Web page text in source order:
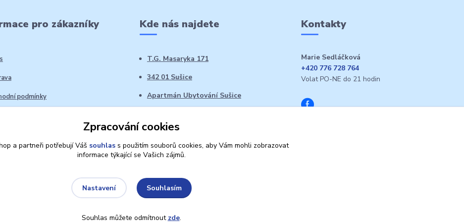
pro zákazníky
podmínky
Kde nás najdete
T.G. Masaryka 171
342 01 Sušice
Apartmán Ubytování Sušice
Kontakty
Marie Sedláčková
+420 776 728 764
Volat PO-NE do 21 hodin
Zpracování cookies
a partneři potřebují Váš souhlass použitím souborů cookies, aby Vám mohli zobrazovat
informace týkající se Vašich zájmů.
Nastavení Souhlasím
Souhlas můžete odmítnout zde.